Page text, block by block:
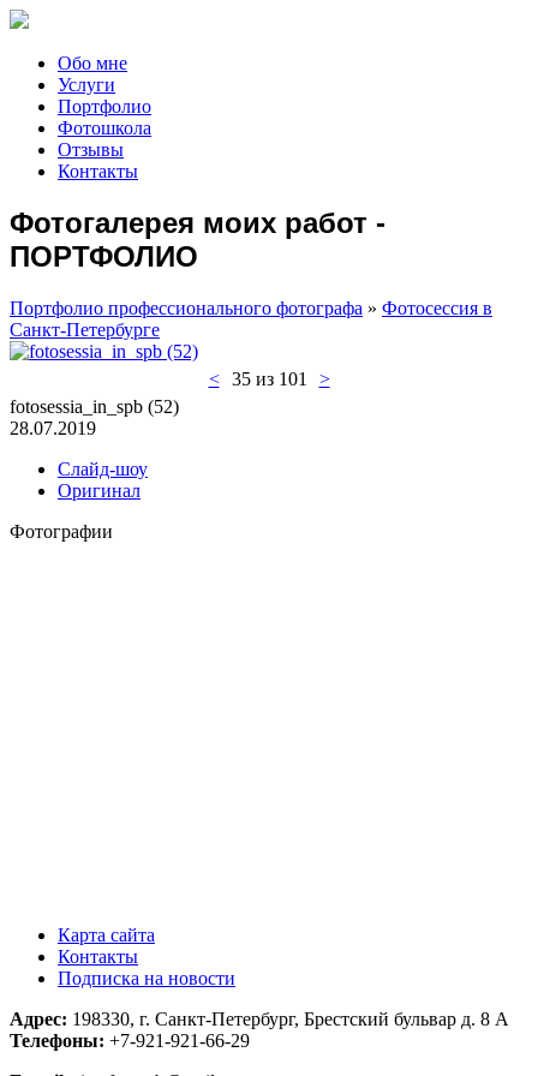
Обо мне
Услуги
Портфолио
Фотошкола
Отзывы
Контакты
Фотогалерея моих работ -
ПОРТФОЛИО
Портфолио профессионального фотографа » Фотосессия в
Санкт-Петербурге
< 35 из 101
>
fotosessia_in_spb (52)
28.07.2019
Слайд-шоу
Оригинал
Фотографии
Карта сайта
Контакты
Подписка на новости
Адрес: 198330, г. Санкт-Петербург, Брестский бульвар д. 8 А
Телефоны: +7-921-921-66-29